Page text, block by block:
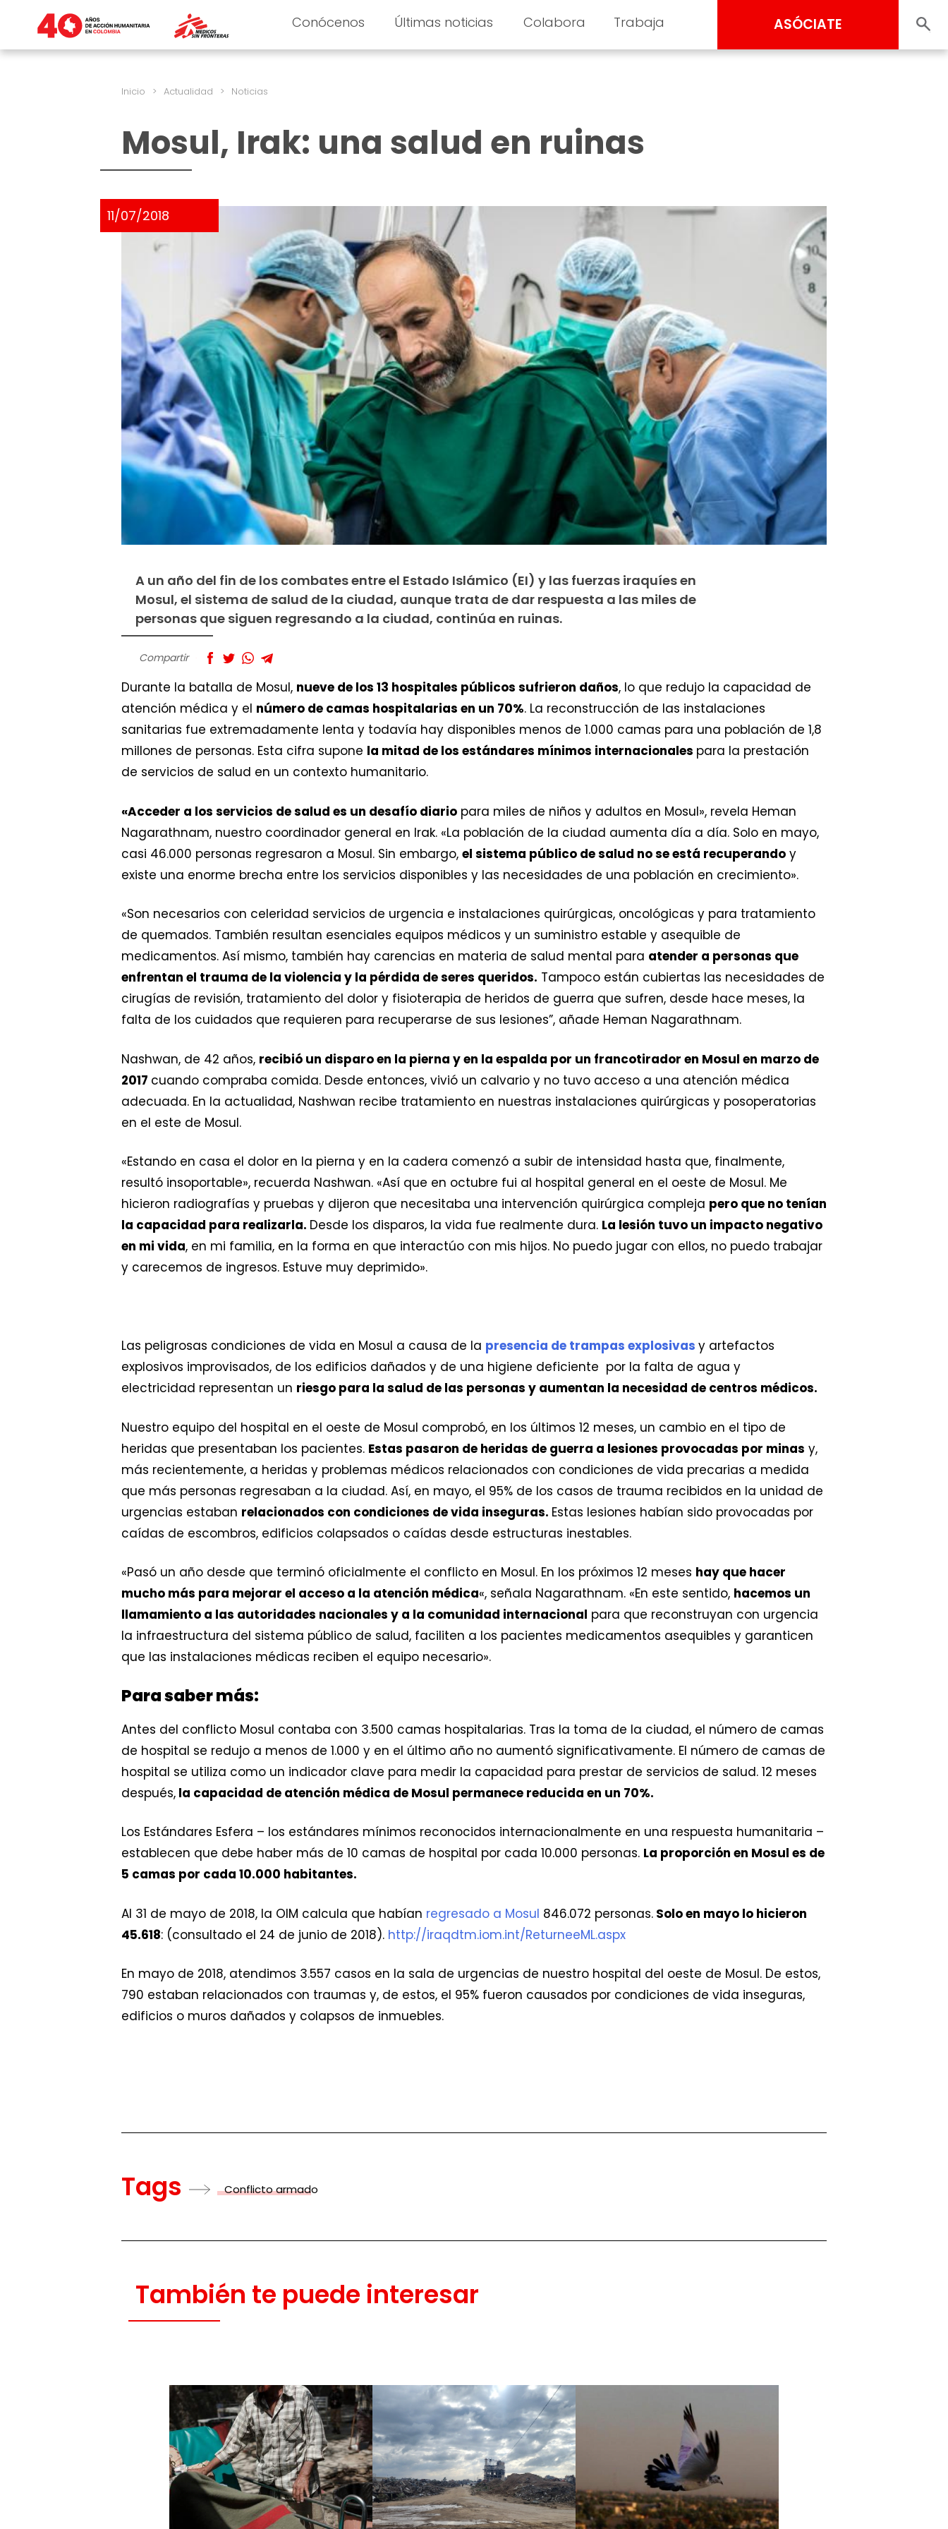
Conócenos Últimas noticias Colabora Trabaja ASÓCIATE
Inicio > Actualidad > Noticias
Mosul, Irak: una salud en ruinas
11/07/2018
A un año del fin de los combates entre el Estado Islámico (EI) y las fuerzas iraquíes en
Mosul, el sistema de salud de la ciudad, aunque trata de dar respuesta a las miles de
personas que siguen regresando a la ciudad, continúa en ruinas.
Compartir
Durante la batalla de Mosul, nueve de los 13 hospitales públicos sufrieron daños, lo que redujo la capacidad de
atención médica y el número de camas hospitalarias en un 70%. La reconstrucción de las instalaciones
sanitarias fue extremadamente lenta y todavía hay disponibles menos de 1.000 camas para una población de 1,8
millones de personas. Esta cifra supone la mitad de los estándares mínimos internacionales para la prestación
de servicios de salud en un contexto humanitario.
«Acceder a los servicios de salud es un desafío diario para miles de niños y adultos en Mosul», revela Heman
Nagarathnam, nuestro coordinador general en Irak. «La población de la ciudad aumenta día a día. Solo en mayo,
casi 46.000 personas regresaron a Mosul. Sin embargo, el sistema público de salud no se está recuperando y
existe una enorme brecha entre los servicios disponibles y las necesidades de una población en crecimiento».
«Son necesarios con celeridad servicios de urgencia e instalaciones quirúrgicas, oncológicas y para tratamiento
de quemados. También resultan esenciales equipos médicos y un suministro estable y asequible de
medicamentos. Así mismo, también hay carencias en materia de salud mental para atender a personas que
enfrentan el trauma de la violencia y la pérdida de seres queridos. Tampoco están cubiertas las necesidades de
cirugías de revisión, tratamiento del dolor y fisioterapia de heridos de guerra que sufren, desde hace meses, la
falta de los cuidados que requieren para recuperarse de sus lesiones”, añade Heman Nagarathnam.
Nashwan, de 42 años, recibió un disparo en la pierna y en la espalda por un francotirador en Mosul en marzo de
2017 cuando compraba comida. Desde entonces, vivió un calvario y no tuvo acceso a una atención médica
adecuada. En la actualidad, Nashwan recibe tratamiento en nuestras instalaciones quirúrgicas y posoperatorias
en el este de Mosul.
«Estando en casa el dolor en la pierna y en la cadera comenzó a subir de intensidad hasta que, finalmente,
resultó insoportable», recuerda Nashwan. «Así que en octubre fui al hospital general en el oeste de Mosul. Me
hicieron radiografías y pruebas y dijeron que necesitaba una intervención quirúrgica compleja pero que no tenían
la capacidad para realizarla. Desde los disparos, la vida fue realmente dura. La lesión tuvo un impacto negativo
en mi vida, en mi familia, en la forma en que interactúo con mis hijos. No puedo jugar con ellos, no puedo trabajar
y carecemos de ingresos. Estuve muy deprimido».
Las peligrosas condiciones de vida en Mosul a causa de la presencia de trampas explosivas y artefactos
explosivos improvisados, de los edificios dañados y de una higiene deficiente por la falta de agua y
electricidad representan un riesgo para la salud de las personas y aumentan la necesidad de centros médicos.
Nuestro equipo del hospital en el oeste de Mosul comprobó, en los últimos 12 meses, un cambio en el tipo de
heridas que presentaban los pacientes. Estas pasaron de heridas de guerra a lesiones provocadas por minas y,
más recientemente, a heridas y problemas médicos relacionados con condiciones de vida precarias a medida
que más personas regresaban a la ciudad. Así, en mayo, el 95% de los casos de trauma recibidos en la unidad de
urgencias estaban relacionados con condiciones de vida inseguras. Estas lesiones habían sido provocadas por
caídas de escombros, edificios colapsados o caídas desde estructuras inestables.
«Pasó un año desde que terminó oficialmente el conflicto en Mosul. En los próximos 12 meses hay que hacer
mucho más para mejorar el acceso a la atención médica«, señala Nagarathnam. «En este sentido, hacemos un
llamamiento a las autoridades nacionales y a la comunidad internacional para que reconstruyan con urgencia
la infraestructura del sistema público de salud, faciliten a los pacientes medicamentos asequibles y garanticen
que las instalaciones médicas reciben el equipo necesario».
Para saber más:
Antes del conflicto Mosul contaba con 3.500 camas hospitalarias. Tras la toma de la ciudad, el número de camas
de hospital se redujo a menos de 1.000 y en el último año no aumentó significativamente. El número de camas de
hospital se utiliza como un indicador clave para medir la capacidad para prestar de servicios de salud. 12 meses
después, la capacidad de atención médica de Mosul permanece reducida en un 70%.
Los Estándares Esfera – los estándares mínimos reconocidos internacionalmente en una respuesta humanitaria –
establecen que debe haber más de 10 camas de hospital por cada 10.000 personas. La proporción en Mosul es de
5 camas por cada 10.000 habitantes.
Al 31 de mayo de 2018, la OIM calcula que habían regresado a Mosul 846.072 personas. Solo en mayo lo hicieron
45.618: (consultado el 24 de junio de 2018). http://iraqdtm.iom.int/ReturneeML.aspx
En mayo de 2018, atendimos 3.557 casos en la sala de urgencias de nuestro hospital del oeste de Mosul. De estos,
790 estaban relacionados con traumas y, de estos, el 95% fueron causados por condiciones de vida inseguras,
edificios o muros dañados y colapsos de inmuebles.
Tags Conflicto armado
También te puede interesar